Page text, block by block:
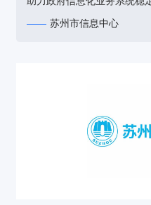
苏州市信息中心